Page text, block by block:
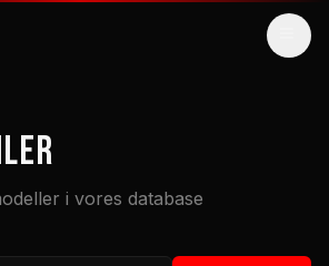
i vores database